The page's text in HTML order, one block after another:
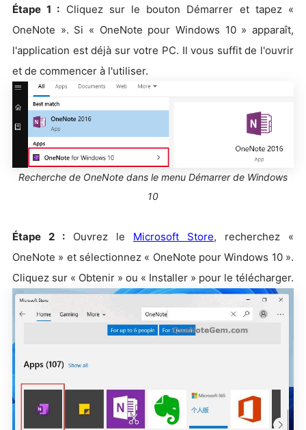
Étape 1 : Cliquez sur le bouton Démarrer et tapez «
OneNote ». Si « OneNote pour Windows 10 » apparaît,
l'application est déjà sur votre PC. Il vous suffit de l'ouvrir
et de commencer à l'utiliser.
Recherche de OneNote dans le menu Démarrer de Windows
10
Étape 2 : Ouvrez le Microsoft Store, recherchez «
OneNote » et sélectionnez « OneNote pour Windows 10 ».
Cliquez sur « Obtenir » ou « Installer » pour le télécharger.